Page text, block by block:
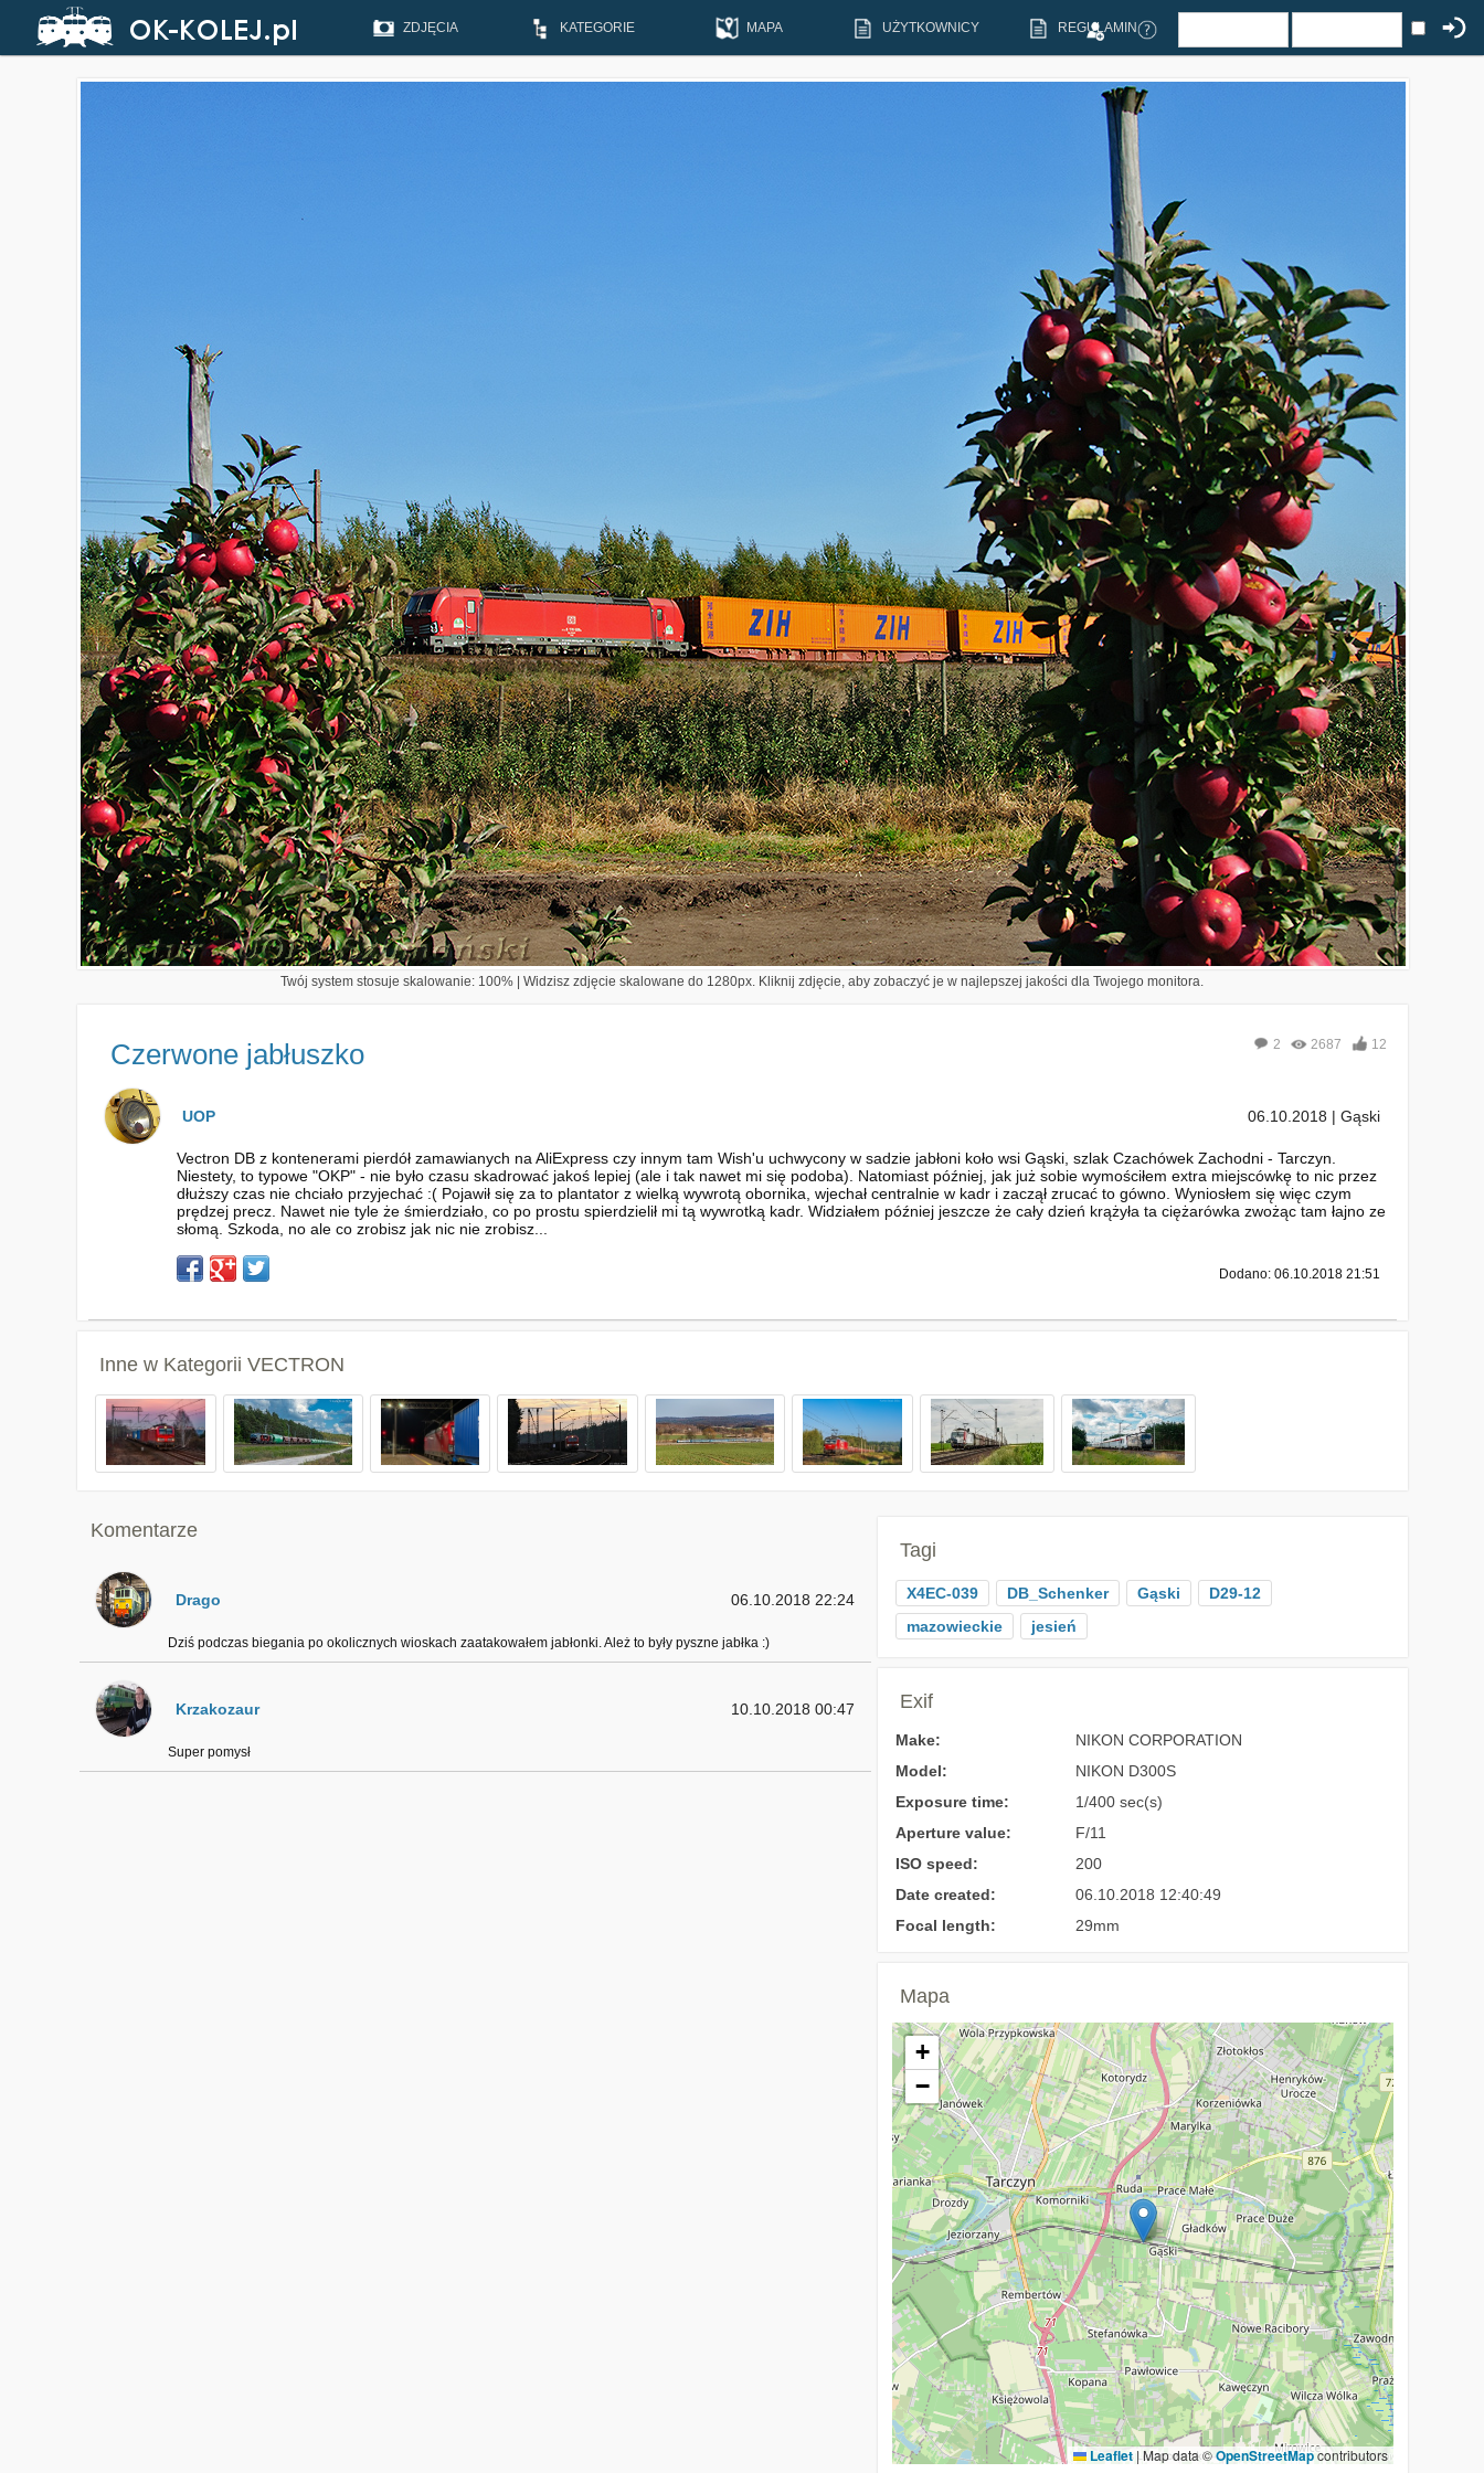
ZDJĘCIA KATEGORIE MAPA UŻYTKOWNICY REGULAMIN
Twój system stosuje skalowanie: 100% | Widzisz zdjęcie skalowane do 1280px. Kliknij zdjęcie, aby zobaczyć je w najlepszej jakości dla Twojego monitora.
Czerwone jabłuszko 2 2687 12
UOP 06.10.2018 | Gąski
Vectron DB z kontenerami pierdół zamawianych na AliExpress czy innym tam Wish'u uchwycony w sadzie jabłoni koło wsi Gąski, szlak Czachówek Zachodni - Tarczyn.
Niestety, to typowe "OKP" - nie było czasu skadrować jakoś lepiej (ale i tak nawet mi się podoba). Natomiast później, jak już sobie wymościłem extra miejscówkę to nic przez
dłuższy czas nie chciało przyjechać :( Pojawił się za to plantator z wielką wywrotą obornika, wjechał centralnie w kadr i zaczął zrucać to gówno. Wyniosłem się więc czym
prędzej precz. Nawet nie tyle że śmierdziało, co po prostu spierdzielił mi tą wywrotką kadr. Widziałem później jeszcze że cały dzień krążyła ta ciężarówka zwożąc tam łajno ze
słomą. Szkoda, no ale co zrobisz jak nic nie zrobisz...
Dodano: 06.10.2018 21:51
Inne w Kategorii VECTRON
Komentarze
Drago 06.10.2018 22:24
Dziś podczas biegania po okolicznych wioskach zaatakowałem jabłonki. Ależ to były pyszne jabłka :)
Krzakozaur 10.10.2018 00:47
Super pomysł
Tagi
X4EC-039 DB_Schenker Gąski
D29-12
mazowieckie
jesień
Exif
Make:
NIKON CORPORATION
Model:
NIKON D300S
Exposure time:
1/400 sec(s)
Aperture value:
F/11
ISO speed:
200
Date created:
06.10.2018 12:40:49
Focal length:
29mm
Mapa
+
−
Leaflet |Map data ©OpenStreetMapcontributors